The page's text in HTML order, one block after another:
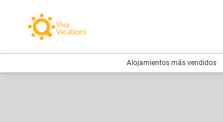
Alojamientos más vendidos